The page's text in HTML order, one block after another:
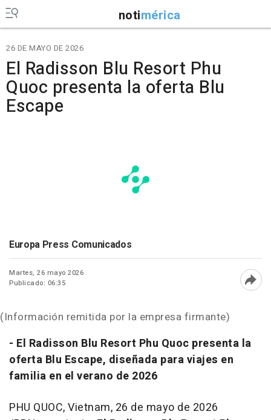
notimérica
26 DE MAYO DE 2026
El Radisson Blu Resort Phu
Quoc presenta la oferta Blu
Escape
Europa Press Comunicados
Martes, 26 mayo 2026
Publicado: 06:35
(Información remitida por la empresa firmante)
- El Radisson Blu Resort Phu Quoc presenta la
oferta Blu Escape, diseñada para viajes en
familia en el verano de 2026
PHU QUOC, Vietnam, 26 de mayo de 2026